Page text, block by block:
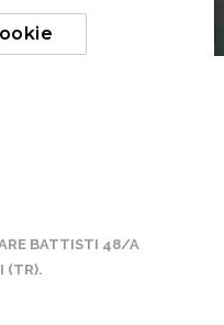
BATTISTI 48/A
(TR).